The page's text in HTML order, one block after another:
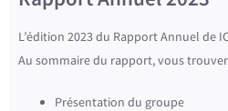
L’édition 2023 du Rapport Annuel de
Au sommaire du rapport, vous
Présentation du groupe